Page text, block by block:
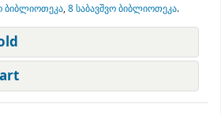
ბიბლიოთეკა,8 საბავშვო ბიბლიოთეკა.